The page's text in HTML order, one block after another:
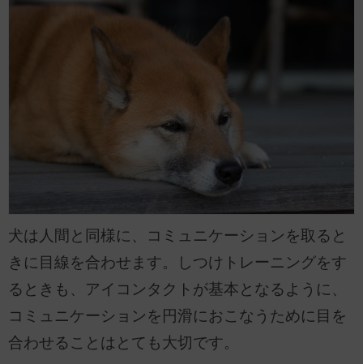
犬は人間と同様に、コミュニケーションを取ると
きに目線を合わせます。しつけトレーニングをす
るときも、アイコンタクトが基本となるように、
コミュニケーションを円滑におこなうために目を
合わせることはとても大切です。